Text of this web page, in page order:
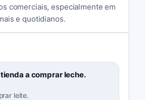
comerciais, especialmente em
e quotidianos.
tienda a comprar leche.
leite.